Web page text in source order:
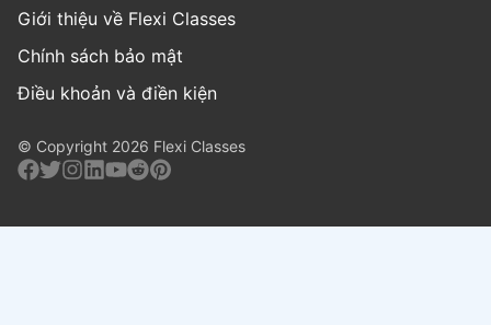
Giới thiệu về Flexi Classes
Chính sách bảo mật
Điều khoản và điền kiện
© Copyright 2026 Flexi Classes
Facebook
Twitter
Instagram
Linkedin
Youtube
RedditPinterest